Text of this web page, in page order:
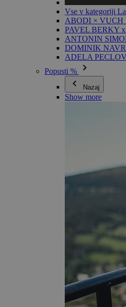
Vse v kategoriji
ABODI × VUCH
PAVEL BERKY
ANTONIN
DOMINIK
ADELA
Popusti %
Nazaj
Show more